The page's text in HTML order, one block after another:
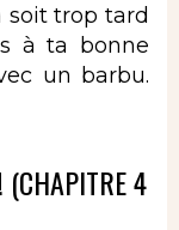
soit trop tard
à ta bonne
un barbu.
(CHAPITRE 4